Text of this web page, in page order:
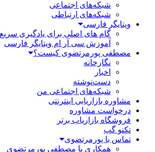
شبکه‌های اجتماعی
شبکه‌های ارتباطی
ویتایگر فارسی
گام های اصلی برای یادگیری
آموزش سی آر ام ویتایگر فارسی
مصطفی پورمرتضوی کیست؟
نگارخانه
اخبار
دست‌نوشته
شبکه‌های اجتماعی من
مشاوره بازاریابی اینترنتی
درخواست مشاوره
فروشگاه بازاریاب برتر
تکنو گپ
تماس با پورمرتضوی
همکاری با مصطفی پورمرتضوی